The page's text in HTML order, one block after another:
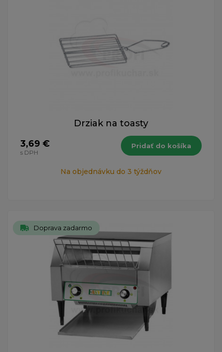
Drziak na toasty
3,69 €
s DPH
Pridať do košíka
Na objednávku do 3 týždňov
Doprava zadarmo